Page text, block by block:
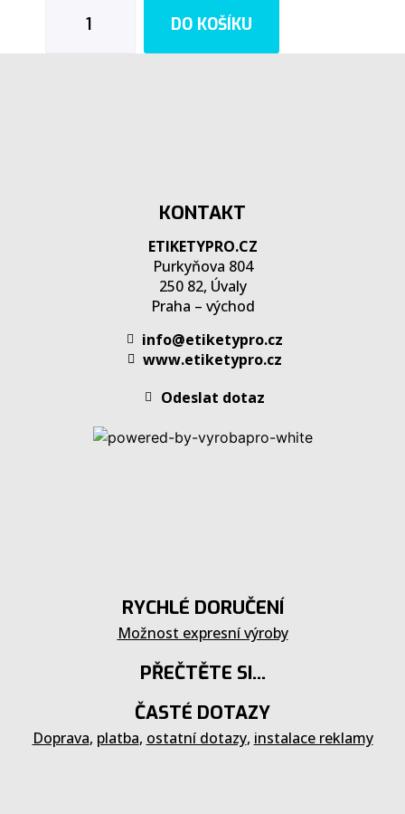
DO KOŠÍKU
KONTAKT
ETIKETYPRO.CZ
Purkyňova 804
250 82, Úvaly
Praha – východ
info@etiketypro.cz
www.etiketypro.cz
Odeslat dotaz
RYCHLÉ DORUČENÍ
Možnost expresní výroby
PŘEČTĚTE SI...
ČASTÉ DOTAZY
Doprava, platba, ostatní dotazy, instalace reklamy